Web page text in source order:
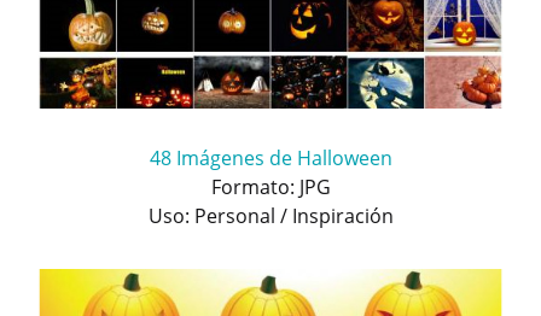
48 Imágenes de Halloween
Formato: JPG
Uso: Personal / Inspiración